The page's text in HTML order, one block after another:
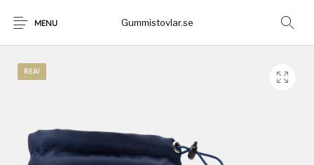
MENU Gummistovlar.se
REA!